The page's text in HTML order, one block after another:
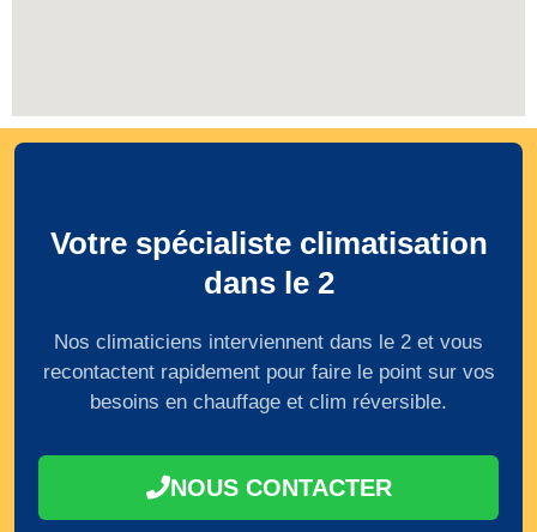
Votre spécialiste climatisation
dans le 2
Nos climaticiens interviennent dans le 2 et vous
recontactent rapidement pour faire le point sur vos
besoins en chauffage et clim réversible.
NOUS CONTACTER